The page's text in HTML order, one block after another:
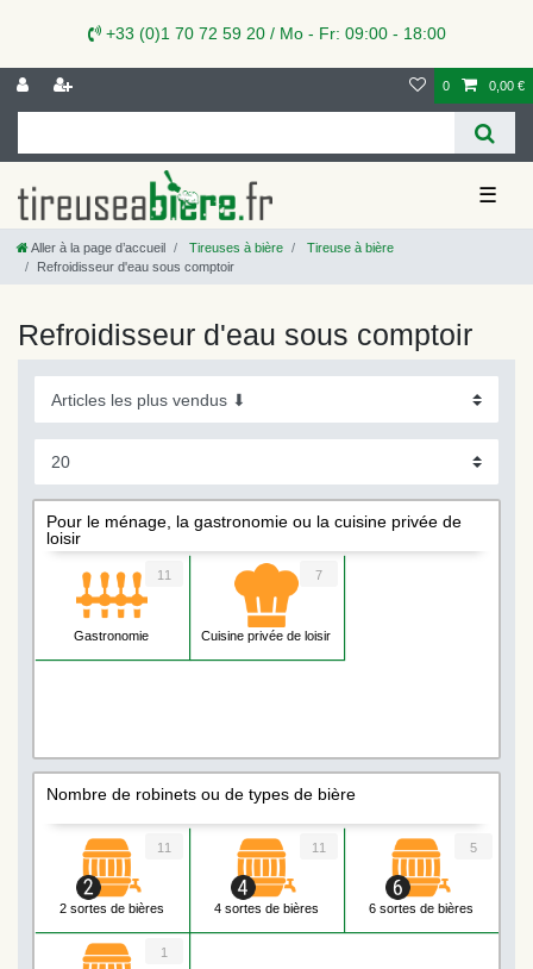
+33 (0)1 70 72 59 20 / Mo - Fr: 09:00 - 18:00
0 0,00 €
☰
Aller à la page d’accueil Tireuses à bière
Tireuse à bière
Refroidisseur d'eau sous comptoir
Refroidisseur d'eau sous comptoir
Pour le ménage, la gastronomie ou la cuisine privée de
loisir
Gastronomie
11
Cuisine privée de loisir
7
Nombre de robinets ou de types de bière
2 sortes de bières
11
4 sortes de bières
11
6 sortes de bières
5
1